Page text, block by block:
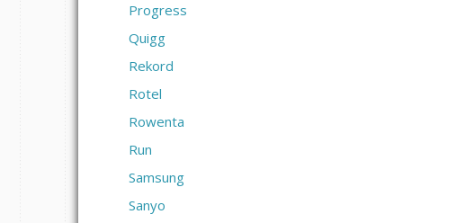
Progress
Quigg
Rekord
Rotel
Rowenta
Run
Samsung
Sanyo